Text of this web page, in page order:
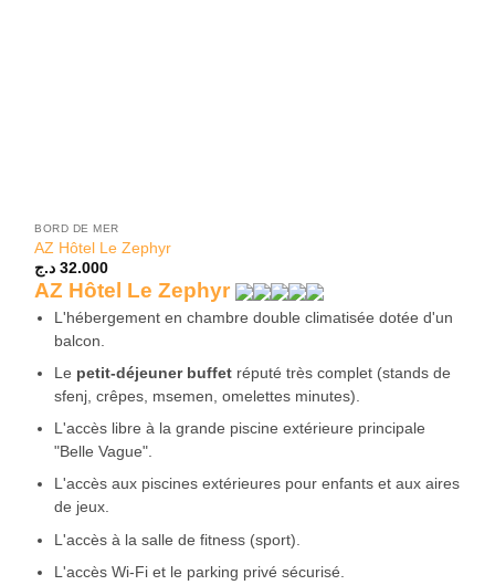
BORD DE MER
AZ Hôtel Le Zephyr
32.000 د.ج
AZ Hôtel Le Zephyr
L'hébergement en chambre double climatisée dotée d'un
balcon.
Le petit-déjeuner buffetréputé très complet (stands de
sfenj, crêpes, msemen, omelettes minutes).
L'accès libre à la grande piscine extérieure principale
"Belle Vague".
L'accès aux piscines extérieures pour enfants et aux aires
de jeux.
L'accès à la salle de fitness (sport).
L'accès Wi-Fi et le parking privé sécurisé.